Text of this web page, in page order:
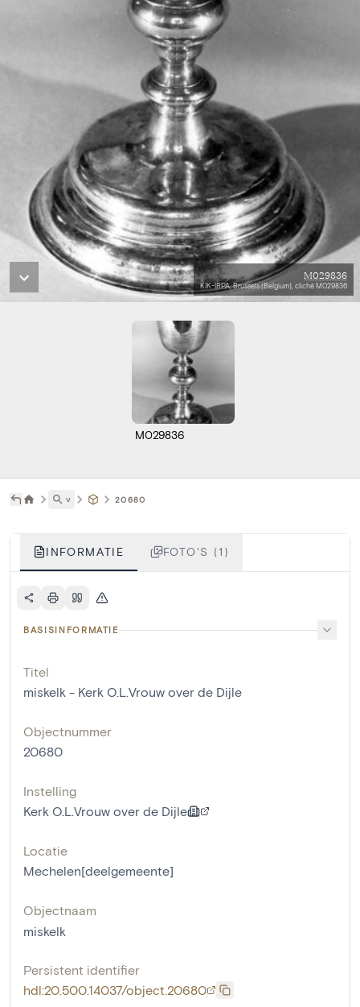
M029836
KIK-IRPA, Brussels (Belgium), cliché M029836
M029836
˅ 20680
INFORMATIE FOTO'S (1)
BASISINFORMATIE
Titel
miskelk - Kerk O.L.Vrouw over de Dijle
Objectnummer
20680
Instelling
Kerk O.L.Vrouw over de Dijle
Locatie
Mechelen[deelgemeente]
Objectnaam
miskelk
Persistent identifier
hdl:20.500.14037/object.20680